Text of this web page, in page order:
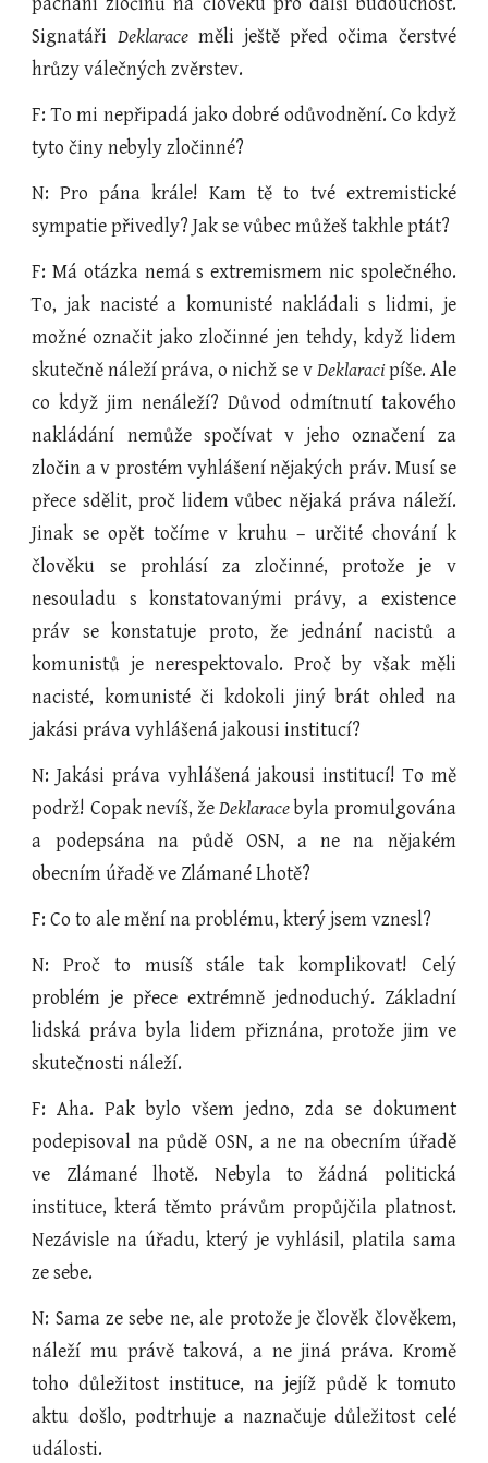
Signatáři Deklaraceměli ještě před očima čerstvé
hrůzy válečných zvěrstev.
F: To mi nepřipadá jako dobré odůvodnění. Co když
tyto činy nebyly zločinné?
N: Pro pána krále! Kam tě to tvé extremistické
sympatie přivedly? Jak se vůbec můžeš takhle ptát?
F: Má otázka nemá s extremismem nic společného.
To, jak nacisté a komunisté nakládali s lidmi, je
možné označit jako zločinné jen tehdy, když lidem
skutečně náleží práva, o nichž se vDeklaracipíše. Ale
co když jim nenáleží? Důvod odmítnutí takového
nakládání nemůže spočívat v jeho označení za
zločin a v prostém vyhlášení nějakých práv. Musí se
přece sdělit, proč lidem vůbec nějaká práva náleží.
Jinak se opět točíme v kruhu – určité chování k
člověku se prohlásí za zločinné, protože je v
nesouladu s konstatovanými právy, a existence
práv se konstatuje proto, že jednání nacistů a
komunistů je nerespektovalo. Proč by však měli
nacisté, komunisté či kdokoli jiný brát ohled na
jakási práva vyhlášená jakousi institucí?
N: Jakási práva vyhlášená jakousi institucí! To mě
podrž! Copak nevíš, žeDeklaracebyla promulgována
a podepsána na půdě OSN, a ne na nějakém
obecním úřadě ve Zlámané Lhotě?
F: Co to ale mění na problému, který jsem vznesl?
N: Proč to musíš stále tak komplikovat! Celý
problém je přece extrémně jednoduchý. Základní
lidská práva byla lidem přiznána, protože jim ve
skutečnosti náleží.
F: Aha. Pak bylo všem jedno, zda se dokument
podepisoval na půdě OSN, a ne na obecním úřadě
ve Zlámané lhotě. Nebyla to žádná politická
instituce, která těmto právům propůjčila platnost.
Nezávisle na úřadu, který je vyhlásil, platila sama
ze sebe.
N: Sama ze sebe ne, ale protože je člověk člověkem,
náleží mu právě taková, a ne jiná práva. Kromě
toho důležitost instituce, na jejíž půdě k tomuto
aktu došlo, podtrhuje a naznačuje důležitost celé
události.